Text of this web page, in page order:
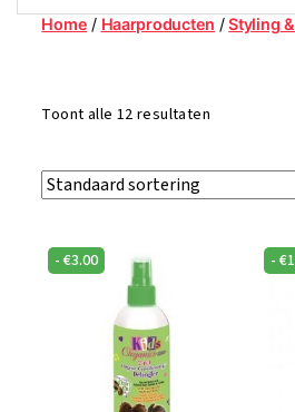
Home / Haarproducten /Styling
Toont alle 12 resultaten
-€3.00 -€